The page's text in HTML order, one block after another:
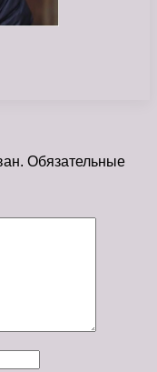
Обязательные